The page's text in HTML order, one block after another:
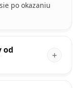
po okazaniu
od